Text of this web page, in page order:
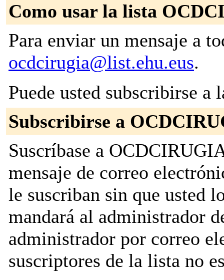
Como usar la lista
Para enviar un mensaje a
ocdcirugia@list.ehu.eus.
Puede usted subscribirse
Subscribirse a
Suscríbase a
mensaje de correo
le suscriban sin que usted
mandará al administrador
administrador por correo
suscriptores de la lista no